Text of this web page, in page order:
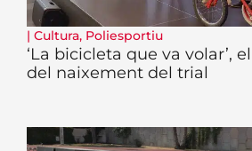
| Cultura, Poliesportiu
‘La bicicleta que va volar’,
del naixement del trial